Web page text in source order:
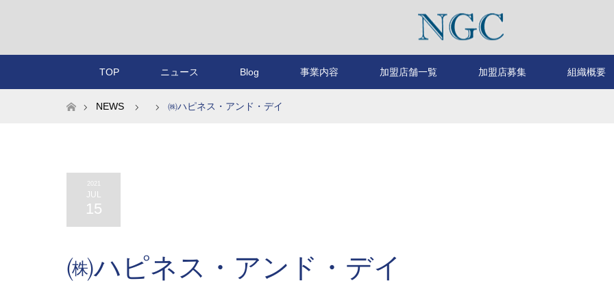
TOP ニュース Blog 事業内容 加盟店舗一覧 加盟店募集 組織概要
ホームNEWS ㈱ハピネス・アンド・デイ
2021
JUL
15
㈱ハピネス・アンド・デイ